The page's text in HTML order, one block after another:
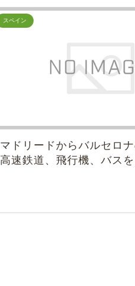
スペイン
マドリードからバルセロナ
高速鉄道、飛行機、バス